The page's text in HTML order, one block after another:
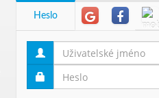
Heslo